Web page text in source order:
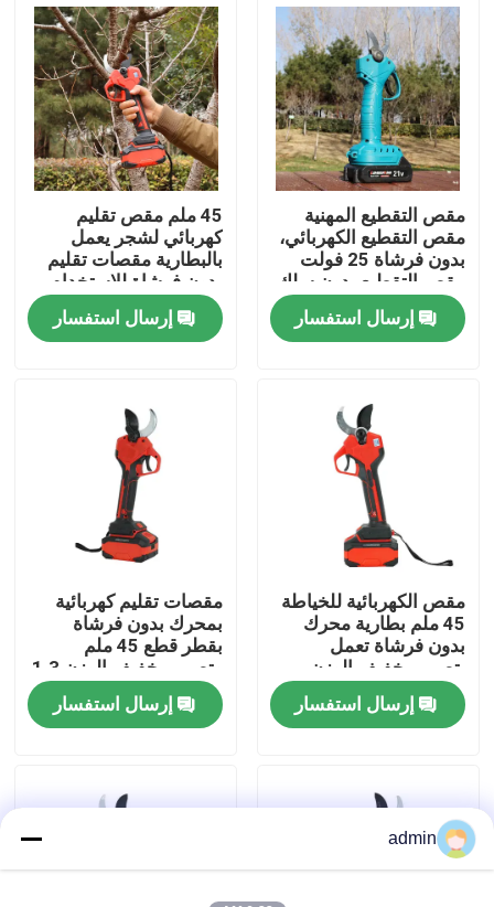
المنزل
المنتجات
عرض المصنع
اتصل بنا
اطلب اقتباس
منشار صغير محمول باليد
مقص التقطيع المهنية
مقص التقطيع الكهربائي،
بدون فرشاة 25 فولت
مقص التقطيع بدون سلك
إرسال استفسار
45 ملم مقص تقليم
كهربائي لشجر يعمل
بالبطارية مقصات تقليم
بدون فرشاة للاستخدام
في الحديقة
إرسال استفسار
مقص الكهربائية للخياطة
45 ملم بطارية محرك
بدون فرشاة تعمل
بتصميم خفيف الوزن
إرسال استفسار
مقصات تقليم كهربائية
بمحرك بدون فرشاة
بقطر قطع 45 ملم
وتصميم خفيف الوزن 1.3
كجم
إرسال استفسار
admin